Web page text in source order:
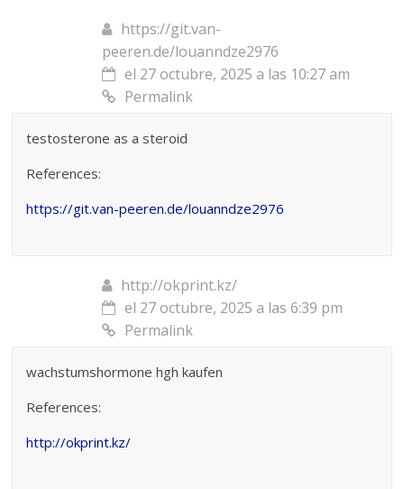
https://git.van-
peeren.de/louanndze2976
el 27 octubre, 2025 a las 10:27 am
Permalink
testosterone as a steroid
References:
https://git.van-peeren.de/louanndze2976
http://okprint.kz/
el 27 octubre, 2025 a las 6:39 pm
Permalink
wachstumshormone hgh kaufen
References:
http://okprint.kz/